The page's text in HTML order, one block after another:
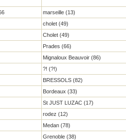
marseille (13)
cholet (49)
Cholet (49)
Prades (66)
Mignaloux Beauvoir (86)
?! (?!)
BRESSOLS (82)
Bordeaux (33)
St JUST LUZAC (17)
rodez (12)
Medan (78)
Grenoble (38)